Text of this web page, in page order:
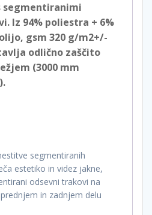
segmentiranimi
Iz 94% poliestra + 6%
gsm 320 g/m2+/-
odlično zaščito
(3000 mm
segmentiranih
estetiko in videz jakne,
odsevni trakovi na
in zadnjem delu